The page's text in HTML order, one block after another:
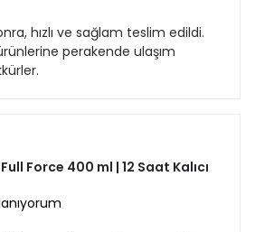
hızlı ve sağlam teslim edildi.
perakende ulaşım
Force 400 ml | 12 Saat Kalıcı